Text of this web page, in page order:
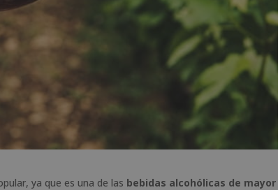
ya que es una de las bebidas alcohólicas de mayor